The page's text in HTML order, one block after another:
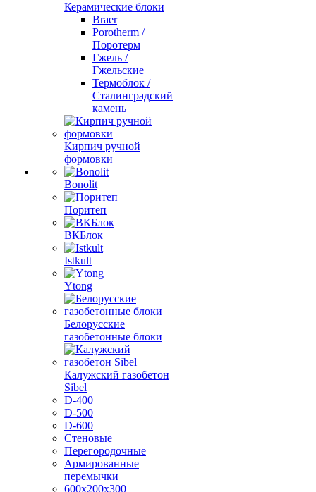
Керамические блоки
Braer
Porotherm /
Поротерм
Гжель /
Гжельские
Термоблок /
Сталинградский
камень
Кирпич ручной
формовки
Bonolit
Поритеп
ВКБлок
Istkult
Ytong
Белорусские
газобетонные блоки
Калужский газобетон
Sibel
D-400
D-500
D-600
Стеновые
Перегородочные
Армированные
перемычки
600х200х300